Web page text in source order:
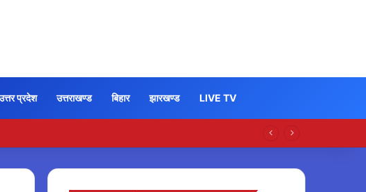
प्रदेश उत्तराखण्ड बिहार झारखण्ड LIVE TV